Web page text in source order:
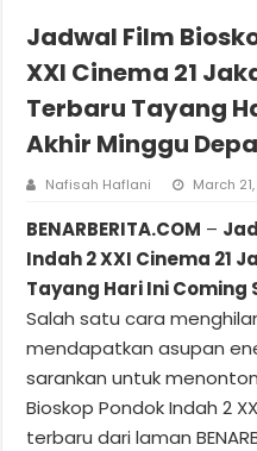
Jadwal Film
XXI Cinema 21
Terbaru Tayang
Akhir Minggu
Nafisah Haflani March
BENARBERITA.COM –
Indah 2 XXI Cinema 21
Tayang Hari Ini Coming
Salah satu cara
mendapatkan asupan
sarankan untuk
Bioskop Pondok Indah 2
terbaru dari laman